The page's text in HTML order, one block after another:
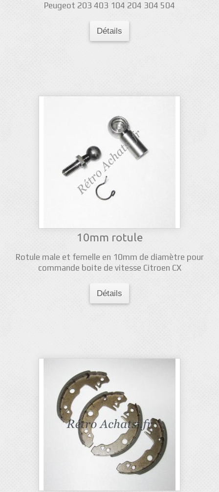
Peugeot 203 403 104 204 304 504
Détails
10mm rotule
Rotule male et femelle en 10mm de diamètre pour
commande boite de vitesse Citroen CX
Détails